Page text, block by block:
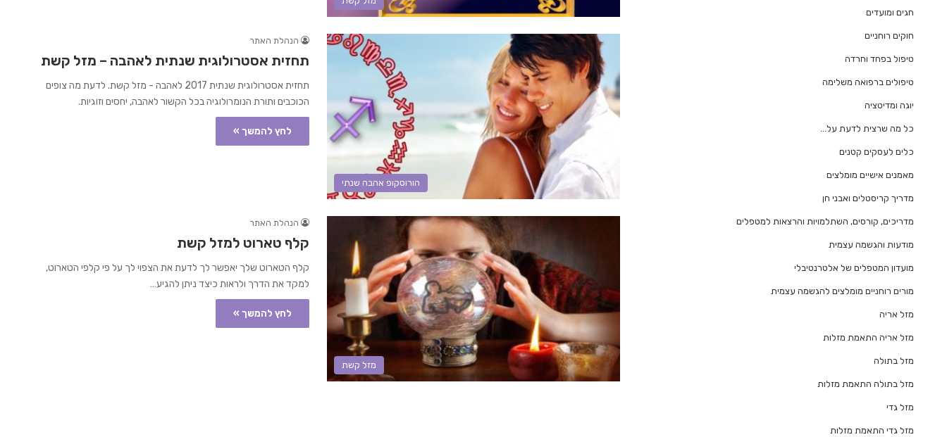
הורוסקופ אהבה שנתי
הנהלת האתר
תחזית אסטרולוגית שנתית לאהבה – מזל קשת
תחזית אסטרולוגית שנתית 2017 לאהבה - מזל קשת. לדעת מה צופים
הכוכבים ותורת הנומרולוגיה בכל הקשור לאהבה, יחסים וזוגיות.
לחץ להמשך »
מזל קשת
הנהלת האתר
קלף טארוט למזל קשת
קלף הטארוט שלך יאפשר לך לדעת את הצפוי לך על פי קלפי הטארוט,
למקד את הדרך ולראות כיצד ניתן להגיע…
לחץ להמשך »
חגים ומועדים
חוקים רוחניים
טיפול בפחד וחרדה
טיפולים ברפואה משלימה
יוגה ומדיטציה
כל מה שרצית לדעת על…
כלים לעסקים קטנים
מאמנים אישיים מומלצים
מדריך קריסטלים ואבני חן
מדריכים, קורסים, השתלמויות והרצאות למטפלים
מודעות והגשמה עצמית
מועדון המטפלים של אלטרנטיבלי
מורים רוחניים מומלצים להגשמה עצמית
מזל אריה
מזל אריה התאמת מזלות
מזל בתולה
מזל בתולה התאמת מזלות
מזל גדי
מזל גדי התאמת מזלות